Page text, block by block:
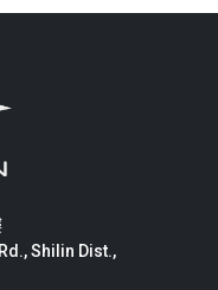
Shilin Dist.,